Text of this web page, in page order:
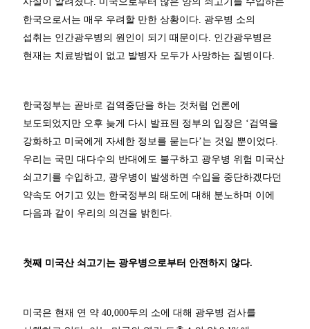
한국으로서는 매우 우려할 만한 상황이다. 광우병 소의
섭취는 인간광우병의 원인이 되기 때문이다. 인간광우병은
현재는 치료방법이 없고 발병자 모두가 사망하는 질병이다.
한국정부는 곧바로 검역중단을 하는 것처럼 언론에
보도되었지만 오후 늦게 다시 발표된 정부의 입장은 ‘검역을
강화하고 미국에게 자세한 정보를 묻는다’는 것일 뿐이었다.
우리는 국민 대다수의 반대에도 불구하고 광우병 위험 미국산
쇠고기를 수입하고, 광우병이 발생하면 수입을 중단하겠다던
약속도 어기고 있는 한국정부의 태도에 대해 분노하며 이에
다음과 같이 우리의 의견을 밝힌다.
첫째 미국산 쇠고기는 광우병으로부터 안전하지 않다.
미국은 현재 연 약 40,000두의 소에 대해 광우병 검사를